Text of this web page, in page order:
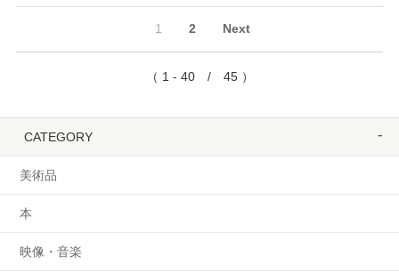
1 2 Next
（ 1 - 40 / 45 ）
CATEGORY
美術品
本
映像・音楽